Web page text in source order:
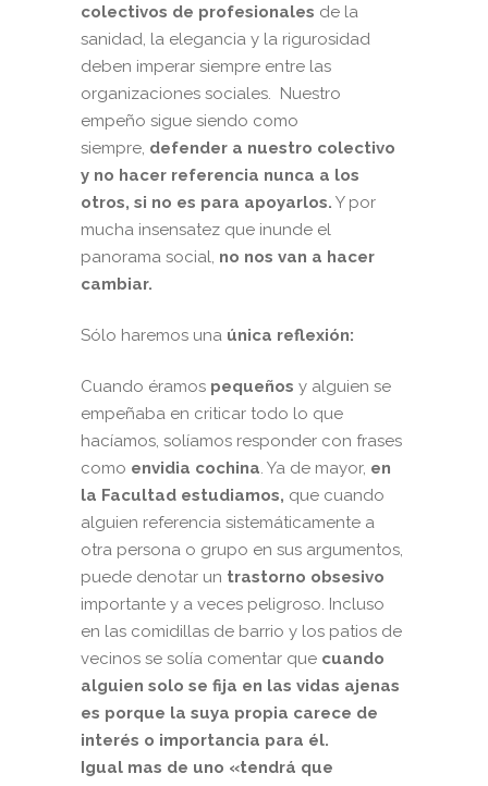
colectivos de profesionales de la
sanidad, la elegancia y la rigurosidad
deben imperar siempre entre las
organizaciones sociales. Nuestro
empeño sigue siendo como
siempre, defender a nuestro colectivo
y no hacer referencia nunca a los
otros, si no es para apoyarlos. Y por
mucha insensatez que inunde el
panorama social, no nos van a hacer
cambiar.
Sólo haremos una única reflexión:
Cuando éramos pequeños y alguien se
empeñaba en criticar todo lo que
hacíamos, solíamos responder con frases
como envidia cochina. Ya de mayor, en
la Facultad estudiamos, que cuando
alguien referencia sistemáticamente a
otra persona o grupo en sus argumentos,
puede denotar un trastorno obsesivo
importante y a veces peligroso. Incluso
en las comidillas de barrio y los patios de
vecinos se solía comentar que cuando
alguien solo se fija en las vidas ajenas
es porque la suya propia carece de
interés o importancia para él.
Igual mas de uno «tendrá que